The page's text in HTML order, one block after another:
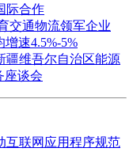
际合作
交通物流领军企业
速4.5%-5%
疆维吾尔自治区能源
座谈会
互联网应用程序规范